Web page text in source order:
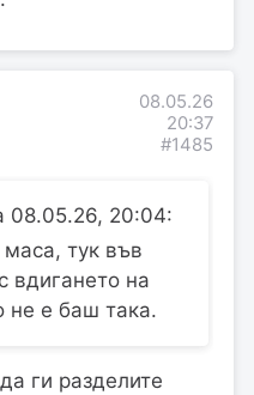
08.05.26
20:37
#1485
08.05.26, 20:04:
тук във
вдигането на
не е баш така.
ги разделите